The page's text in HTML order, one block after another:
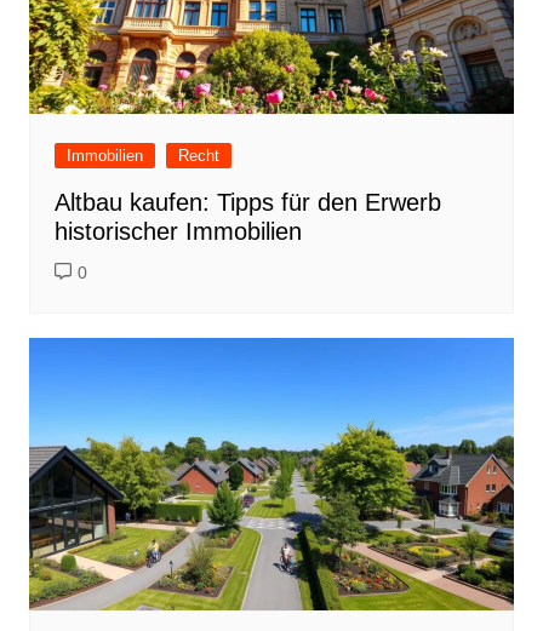
Immobilien Recht
Altbau kaufen: Tipps für den Erwerb
historischer Immobilien
0